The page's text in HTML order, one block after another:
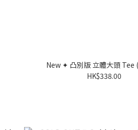
New ✦ 凸別版 立體大頭 Tee
HK$338.00